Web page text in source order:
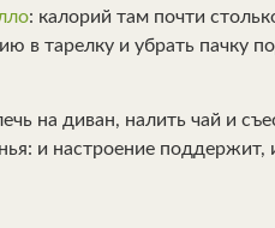
: калорий там почти
тарелку и убрать пачку
на диван, налить чай и
и настроение